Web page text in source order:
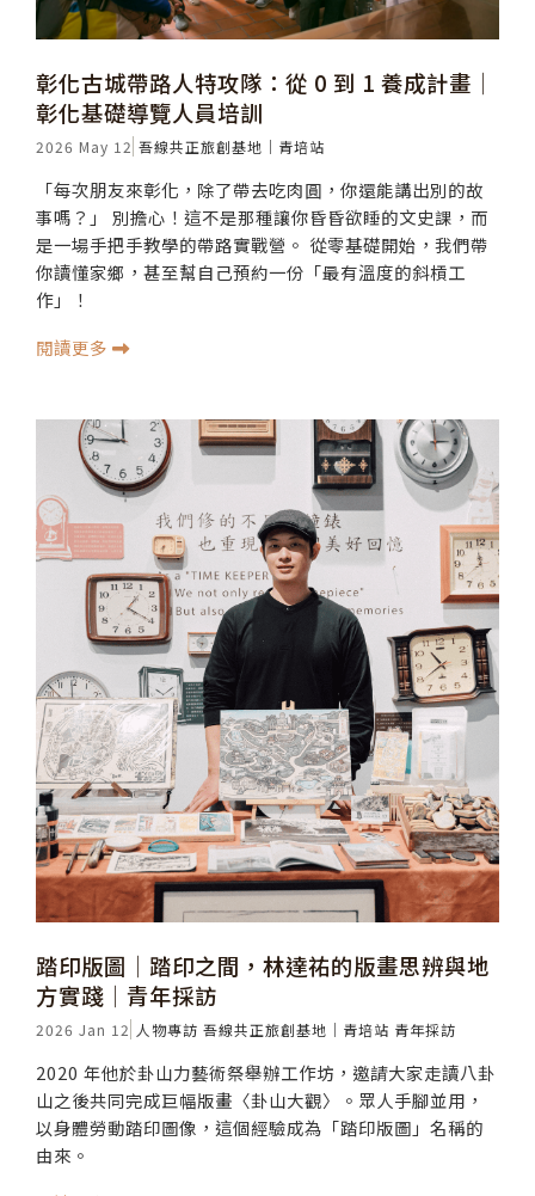
彰化古城帶路人特攻隊：從 0 到 1 養成計畫│
彰化基礎導覽人員培訓
2026 May 12 吾線共正旅創基地｜青培站
「每次朋友來彰化，除了帶去吃肉圓，你還能講出別的故
事嗎？」 別擔心！這不是那種讓你昏昏欲睡的文史課，而
是一場手把手教學的帶路實戰營。 從零基礎開始，我們帶
你讀懂家鄉，甚至幫自己預約一份「最有溫度的斜槓工
作」！
閱讀更多
踏印版圖│踏印之間，林達祐的版畫思辨與地
方實踐│青年採訪
2026 Jan 12 人物專訪 吾線共正旅創基地｜青培站 青年採訪
2020 年他於卦山力藝術祭舉辦工作坊，邀請大家走讀八卦
山之後共同完成巨幅版畫〈卦山大觀〉。眾人手腳並用，
以身體勞動踏印圖像，這個經驗成為「踏印版圖」名稱的
由來。